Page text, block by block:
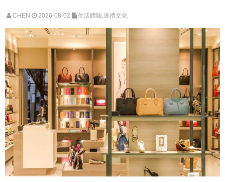
CHEN 2026-08-02 生活體驗,送禮文化